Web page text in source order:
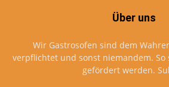
Über uns
Wir Gastrosofen sind dem
verpflichtet und sonst niemandem. So
gefördert werden.